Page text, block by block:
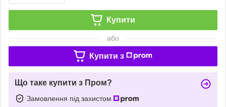
Купити
або
Купити з
Що таке купити з Пром?
Замовлення під захистом